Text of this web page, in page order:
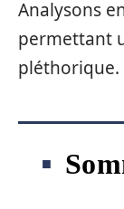
Analysons
permettant
pléthorique.